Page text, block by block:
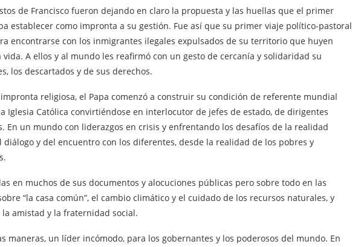
de Francisco fueron dejando en claro la propuesta y las huellas que el primer
establecer como impronta a su gestión. Fue así que su primer viaje político-pastoral
encontrarse con los inmigrantes ilegales expulsados de su territorio que huyen
A ellos y al mundo les reafirmó con un gesto de cercanía y solidaridad su
los descartados y de sus derechos.
religiosa, el Papa comenzó a construir su condición de referente mundial
Iglesia Católica convirtiéndose en interlocutor de jefes de estado, de dirigentes
En un mundo con liderazgos en crisis y enfrentando los desafíos de la realidad
diálogo y del encuentro con los diferentes, desde la realidad de los pobres y
en muchos de sus documentos y alocuciones públicas pero sobre todo en las
“la casa común”, el cambio climático y el cuidado de los recursos naturales, y
amistad y la fraternidad social.
maneras, un líder incómodo, para los gobernantes y los poderosos del mundo. En